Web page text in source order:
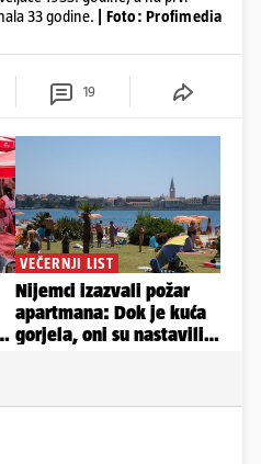
33 godine.
| Foto: Profimedia
19